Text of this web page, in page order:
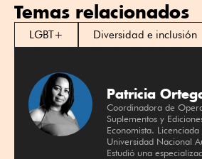
Temas relacionados
LGBT+ Diversidad e inclusión
Patricia
Coordinadora de
Suplementos y
Economista.
Universidad Nacional
Estudió una